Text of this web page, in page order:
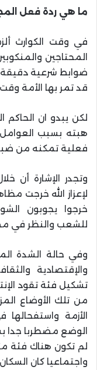
ما هي ردة فعل
في وقت الكوارث
المحتاجين
ضوابط شرعية دقيقة
قد تمر بها الأمة
لكن يبدو ان
هبته بسبب العوامل
فعلية تمكنه من
وتجدر الإشارة أن
لإعزاز الله خرجت
خرجوا يجوبون
للشعب والنظر في
وفي حالة الشدة
والإقتصادية
تشكيل فئة تقود
من تلك الأوضاع
الأزمة
الوضع مضطربا جدا
لم تكون هناك فئة
واجتماعيا كان